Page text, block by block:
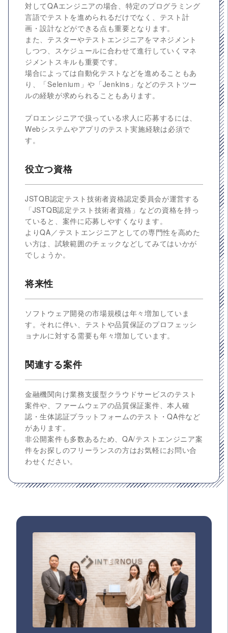
対してQAエンジニアの場合、特定のプログラミング
言語でテストを進められるだけでなく、テスト計
画・設計などができる点も重要となります。
また、テスターやテストエンジニアをマネジメント
しつつ、スケジュールに合わせて進行していくマネ
ジメントスキルも重要です。
場合によっては自動化テストなどを進めることもあ
り、「Selenium」や「Jenkins」などのテストツー
ルの経験が求められることもあります。
プロエンジニアで扱っている求人に応募するには、
Webシステムやアプリのテスト実施経験は必須で
す。
役立つ資格
JSTQB認定テスト技術者資格認定委員会が運営する
「JSTQB認定テスト技術者資格」などの資格を持っ
ていると、案件に応募しやすくなります。
よりQA／テストエンジニアとしての専門性を高めた
い方は、試験範囲のチェックなどしてみてはいかが
でしょうか。
将来性
ソフトウェア開発の市場規模は年々増加していま
す。それに伴い、テストや品質保証のプロフェッシ
ョナルに対する需要も年々増加しています。
関連する案件
金融機関向け業務支援型クラウドサービスのテスト
案件や、ファームウェアの品質保証案件、本人確
認・生体認証プラットフォームのテスト・QA件など
があります。
非公開案件も多数あるため、QA/テストエンジニア案
件をお探しのフリーランスの方はお気軽にお問い合
わせください。